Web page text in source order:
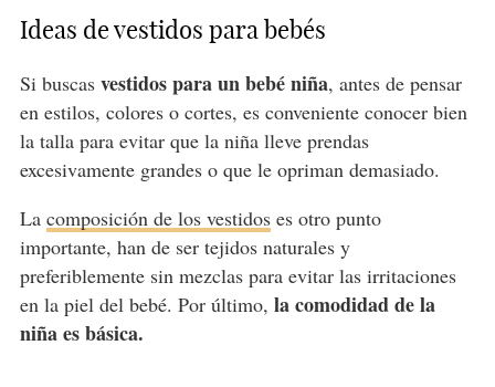
Ideas de vestidos para bebés
Si buscas vestidos para un bebé niña, antes de pensar
en estilos, colores o cortes, es conveniente conocer bien
la talla para evitar que la niña lleve prendas
excesivamente grandes o que le opriman demasiado.
La composición de los vestidoses otro punto
importante, han de ser tejidos naturales y
preferiblemente sin mezclas para evitar las irritaciones
en la piel del bebé. Por último, la comodidad de la
niña es básica.